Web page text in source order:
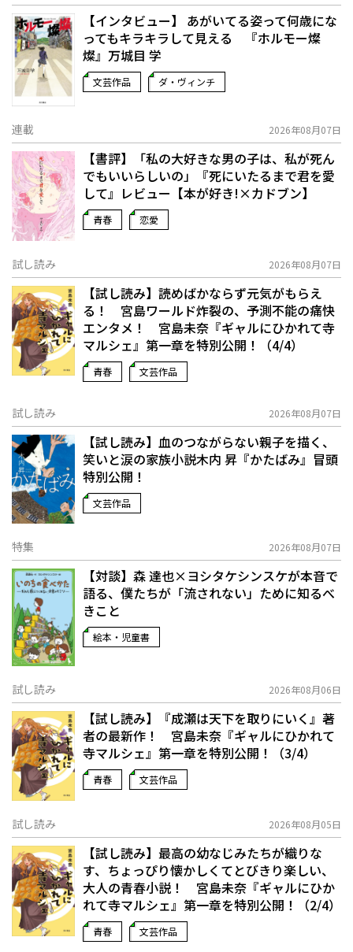
【インタビュー】 あがいてる姿って何歳にな
ってもキラキラして見える 『ホルモー燦
燦』万城目 学
文芸作品 ダ・ヴィンチ
連載 2026年08月07日
【書評】「私の大好きな男の子は、私が死ん
でもいいらしいの」――『死にいたるまで君を愛
して』レビュー【本が好き!×カドブン】
青春 恋愛
試し読み 2026年08月07日
【試し読み】読めばかならず元気がもらえ
る！ 宮島ワールド炸裂の、予測不能の痛快
エンタメ！ 宮島未奈『ギャルにひかれて寺
マルシェ』第一章を特別公開！（4/4）
青春 文芸作品
試し読み 2026年08月07日
【試し読み】血のつながらない親子を描く、
笑いと涙の家族小説――木内 昇『かたばみ』冒頭
特別公開！
文芸作品
特集 2026年08月07日
【対談】森 達也×ヨシタケシンスケが本音で
語る、僕たちが「流されない」ために知るべ
きこと
絵本・児童書
試し読み 2026年08月06日
【試し読み】『成瀬は天下を取りにいく』著
者の最新作！ 宮島未奈『ギャルにひかれて
寺マルシェ』第一章を特別公開！（3/4）
青春 文芸作品
試し読み 2026年08月05日
【試し読み】最高の幼なじみたちが織りな
す、ちょっぴり懐かしくてとびきり楽しい、
大人の青春小説！ 宮島未奈『ギャルにひか
れて寺マルシェ』第一章を特別公開！（2/4）
青春 文芸作品